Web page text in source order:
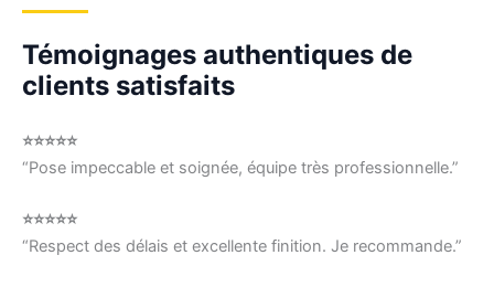
Témoignages authentiques de
clients satisfaits
⭐⭐⭐⭐⭐
“Pose impeccable et soignée, équipe très professionnelle.”
⭐⭐⭐⭐⭐
“Respect des délais et excellente finition. Je recommande.”